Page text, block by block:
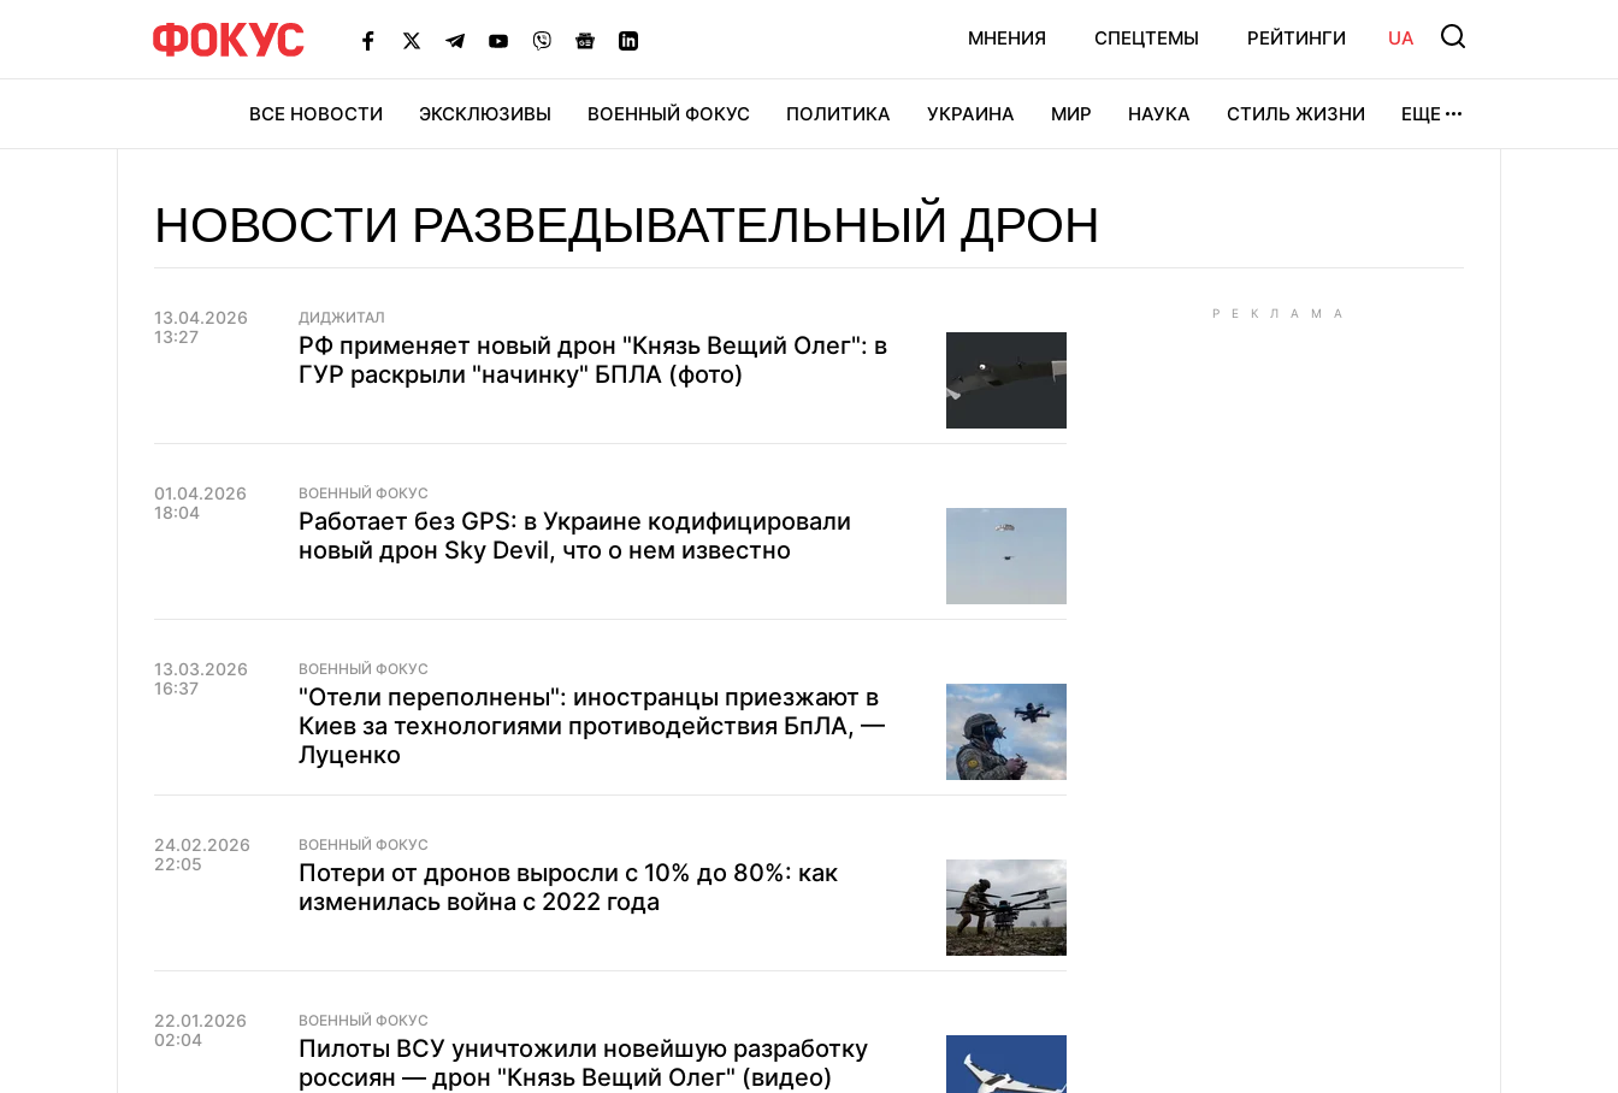
МНЕНИЯ СПЕЦТЕМЫ РЕЙТИНГИ UA
ВСЕ НОВОСТИ ЭКСКЛЮЗИВЫ ВОЕННЫЙ ФОКУС ПОЛИТИКА УКРАИНА МИР НАУКА СТИЛЬ ЖИЗНИ ЕЩЕ
НОВОСТИ РАЗВЕДЫВАТЕЛЬНЫЙ ДРОН
13.04.2026
13:27
ДИДЖИТАЛ
РФ применяет новый дрон "Князь Вещий Олег": в
ГУР раскрыли "начинку" БПЛА (фото)
01.04.2026
18:04
ВОЕННЫЙ ФОКУС
Работает без GPS: в Украине кодифицировали
новый дрон Sky Devil, что о нем известно
13.03.2026
16:37
ВОЕННЫЙ ФОКУС
"Отели переполнены": иностранцы приезжают в
Киев за технологиями противодействия БпЛА, —
Луценко
24.02.2026
22:05
ВОЕННЫЙ ФОКУС
Потери от дронов выросли с 10% до 80%: как
изменилась война с 2022 года
22.01.2026
02:04
ВОЕННЫЙ ФОКУС
Пилоты ВСУ уничтожили новейшую разработку
россиян — дрон "Князь Вещий Олег" (видео)